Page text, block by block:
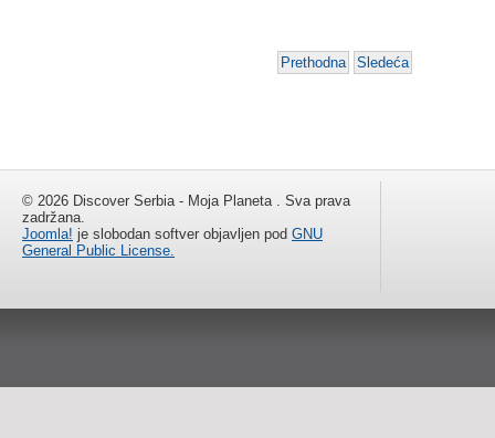
Prethodna Sledeća
© 2026 Discover Serbia - Moja Planeta . Sva prava
zadržana.
Joomla! je slobodan softver objavljen pod GNU
General Public License.